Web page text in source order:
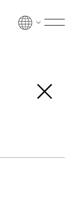
Menu
Zurück